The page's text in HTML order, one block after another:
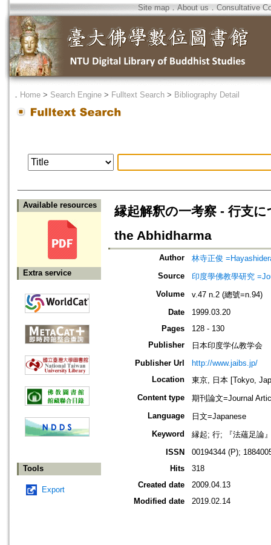
Site map．About us ． Consultative
． Home > Search Engine > Fulltext Search > Bibliography Detail
Available resources
Extra service
Tools
Export
縁起解釈の一考察 - 行支
the Abhidharma
Author
林寺正俊
Source
印度學佛教學研究
Volume
v.47 n.2 (總號=n.94)
Date
1999.03.20
Pages
128 - 130
Publisher
日本印度学仏教学会
Publisher Url
http://www.jaibs.jp/
Location
東京, 日本 [Tokyo,
Content type
期刊論文=Journal
Language
日文=Japanese
Keyword
縁起; 行; 『法蘊足論
ISSN
00194344 (P);
Hits
318
Created date
2009.04.13
Modified date
2019.02.14